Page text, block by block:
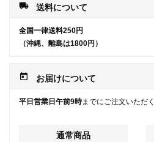
local_shipping 送料について
全国一律送料250円
（沖縄、離島は1800円）
today お届けについて
平日営業日午前9時までにご注文いただ
通常商品